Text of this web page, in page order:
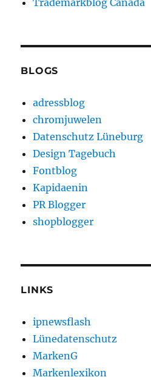
Trademarkblog Canada
BLOGS
adressblog
chromjuwelen
Datenschutz Lüneburg
Design Tagebuch
Fontblog
Kapidaenin
PR Blogger
shopblogger
LINKS
ipnewsflash
Lünedatenschutz
MarkenG
Markenlexikon